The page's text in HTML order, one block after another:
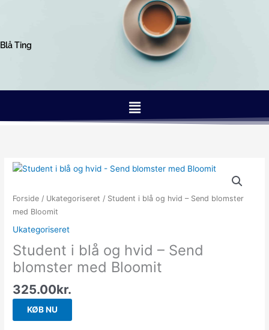
Blå Ting
Menu
Forside / Ukategoriseret / Student i blå og hvid – Send blomster
med Bloomit
Ukategoriseret
Student i blå og hvid – Send
blomster med Bloomit
325.00kr.
KØB NU